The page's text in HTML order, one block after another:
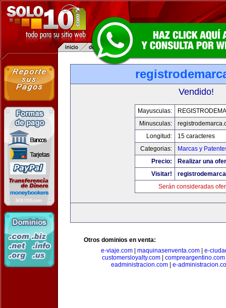
Vendido!
Mayusculas:
Minusculas:
Longitud:
15 caracteres
Categorias:
Marcas y
Precio:
Realizar una
Visitar!
Serán consideradas
Otros dominios en venta:
e-viaje.com| maquinasenventa.com| e-
customersloyalty.com| compreargentino.com
eadministracion.com
e-